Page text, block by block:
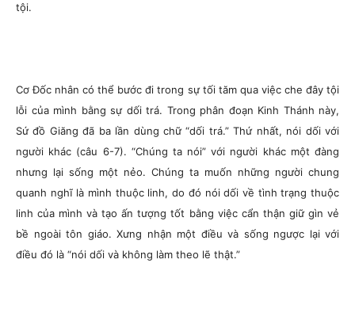
tội.
Cơ Đốc nhân có thể bước đi trong sự tối tăm qua việc che đây tội
lỗi của mình bằng sự dối trá. Trong phân đoạn Kinh Thánh này,
Sứ đồ Giăng đã ba lần dùng chữ “dối trá.” Thứ nhất, nói dối với
người khác (câu 6-7). “Chúng ta nói” với người khác một đàng
nhưng lại sống một nẻo. Chúng ta muốn những người chung
quanh nghĩ là mình thuộc linh, do đó nói dối về tình trạng thuộc
linh của mình và tạo ấn tượng tốt bằng việc cẩn thận giữ gìn vẻ
bề ngoài tôn giáo. Xưng nhận một điều và sống ngược lại với
điều đó là “nói dối và không làm theo lẽ thật.”